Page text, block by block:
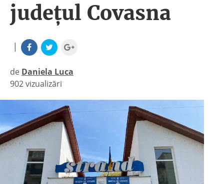
județul Covasna
|
de Daniela Luca
|
902 vizualizări